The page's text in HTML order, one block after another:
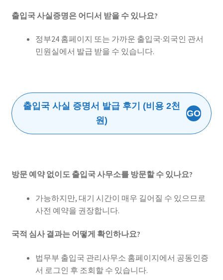
출입국 사실증명은 어디서 받을 수 있나요?
정부24 홈페이지 또는 가까운 출입국·외국인 관서
민원실에서 발급 받을 수 있습니다.
출입국 사실 증명서 발급 후기 (비용 2천
원)
GO
방문 예약 없이도 출입국 사무소를 방문할 수 있나요?
가능하지만, 대기 시간이 매우 길어질 수 있으므로
사전 예약을 권장합니다.
국적 심사 결과는 어떻게 확인하나요?
법무부 출입국 관리사무소 홈페이지에서 공동인증
서 로그인 후 조회할 수 있습니다.